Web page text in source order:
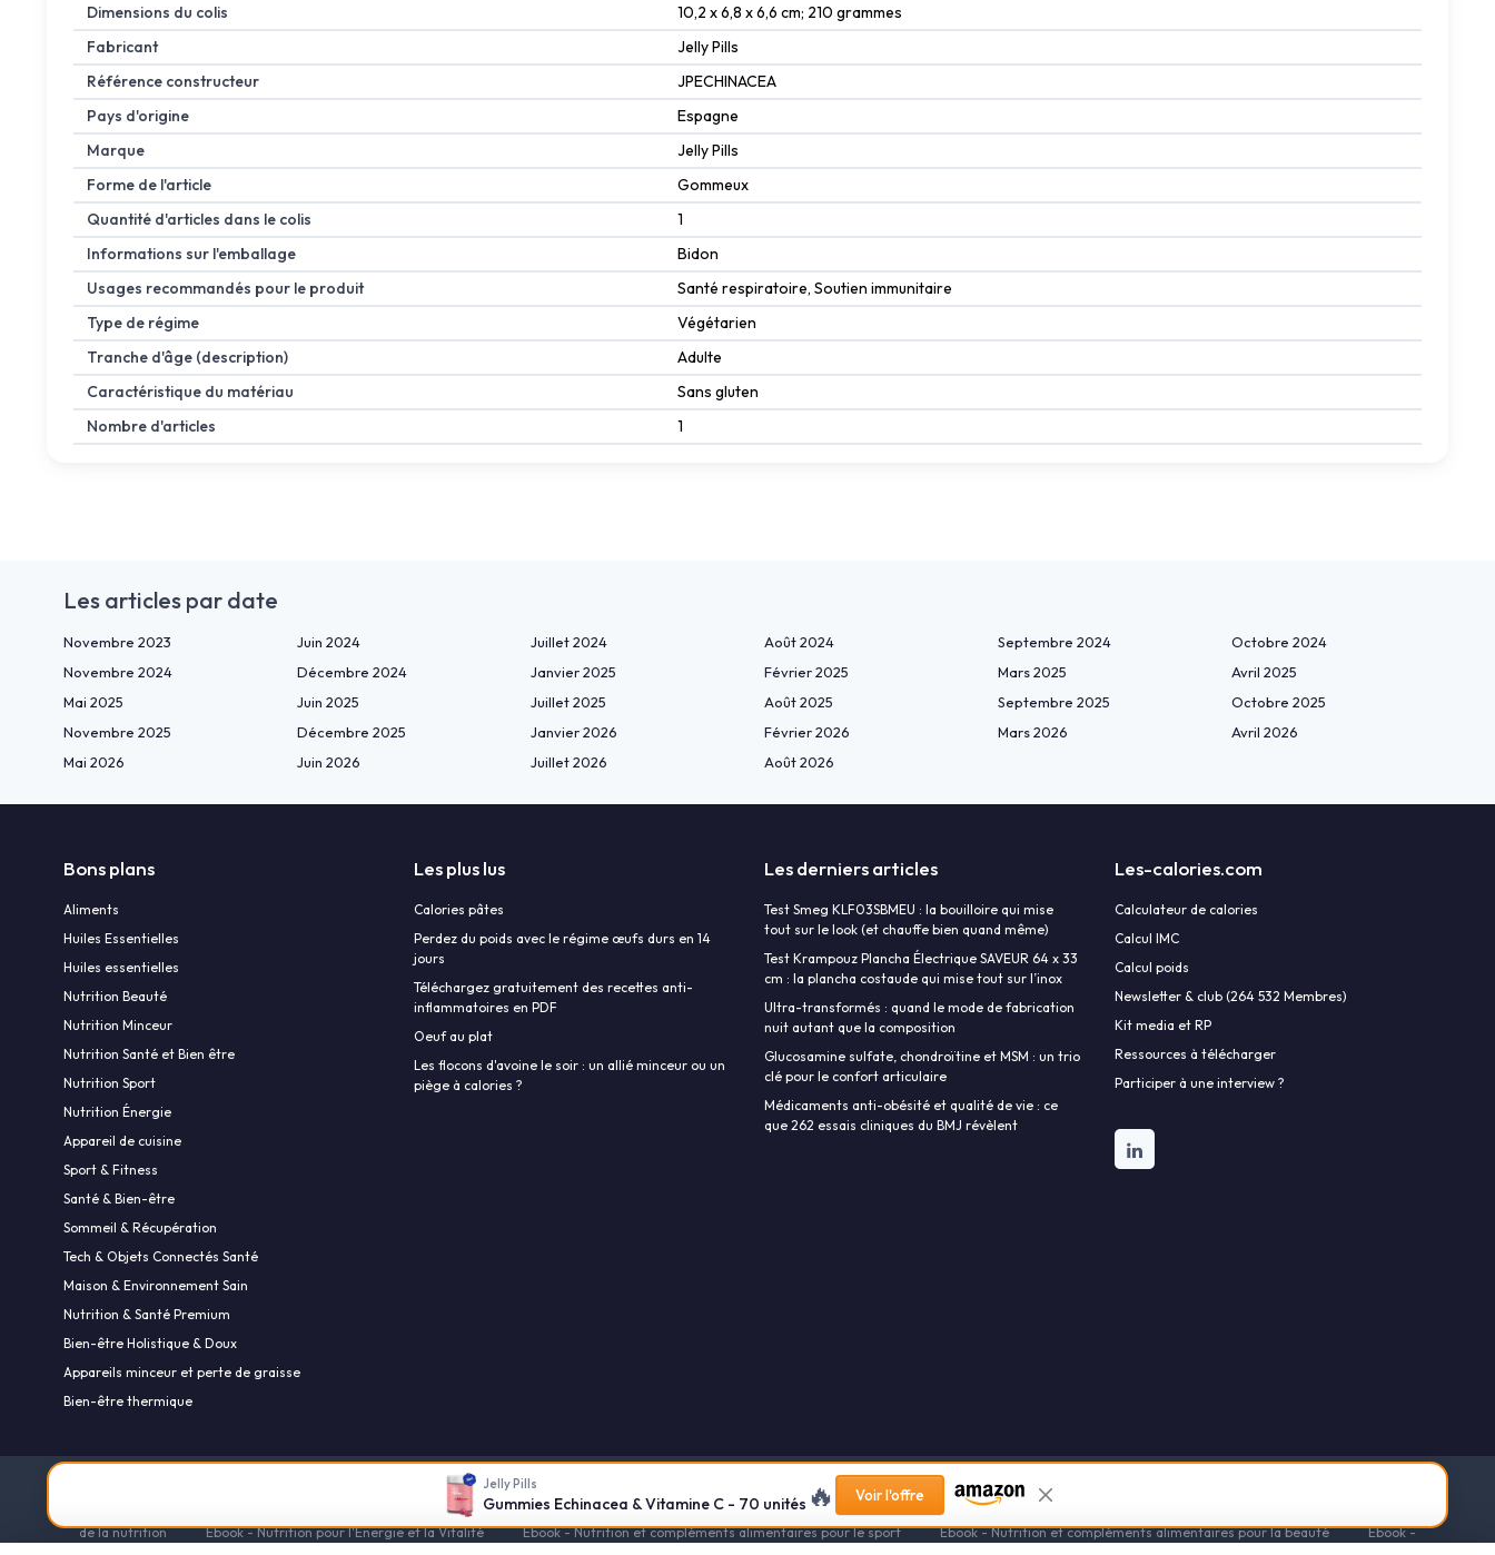
Dimensions du colis
10,2 x 6,8 x 6,6 cm; 210 grammes
Fabricant
Jelly Pills
Référence constructeur
JPECHINACEA
Pays d'origine
Espagne
Marque
Jelly Pills
Forme de l'article
Gommeux
Quantité d'articles dans le colis
1
Informations sur l'emballage
Bidon
Usages recommandés pour le produit
Santé respiratoire, Soutien immunitaire
Type de régime
Végétarien
Tranche d'âge (description)
Adulte
Caractéristique du matériau
Sans gluten
Nombre d'articles
1
Jelly Pills
Gummies Echinacea & Vitamine C - 70 unités 🔥 Voir l'offre
Les articles par date
Novembre 2023 Juin 2024 Juillet 2024 Août 2024 Septembre 2024
Octobre 2024
Novembre 2024
Décembre 2024 Janvier 2025 Février 2025 Mars 2025
Avril 2025
Mai 2025
Juin 2025 Juillet 2025 Août 2025 Septembre 2025
Octobre 2025
Novembre 2025
Décembre 2025 Janvier 2026 Février 2026 Mars 2026
Avril 2026
Mai 2026
Juin 2026 Juillet 2026 Août 2026
Bons plans
Aliments
Huiles Essentielles
Huiles essentielles
Nutrition Beauté
Nutrition Minceur
Nutrition Santé et Bien être
Nutrition Sport
Nutrition Énergie
Appareil de cuisine
Sport & Fitness
Santé & Bien-être
Sommeil & Récupération
Tech & Objets Connectés Santé
Maison & Environnement Sain
Nutrition & Santé Premium
Bien-être Holistique & Doux
Appareils minceur et perte de graisse
Bien-être thermique
Les plus lus
Calories pâtes
Perdez du poids avec le régime œufs durs en 14
jours
Téléchargez gratuitement des recettes anti-
inflammatoires en PDF
Oeuf au plat
Les flocons d'avoine le soir : un allié minceur ou un
piège à calories ?
Les derniers articles
Test Smeg KLF03SBMEU : la bouilloire qui mise
tout sur le look (et chauffe bien quand même)
Test Krampouz Plancha Électrique SAVEUR 64 x 33
cm : la plancha costaude qui mise tout sur l’inox
Ultra-transformés : quand le mode de fabrication
nuit autant que la composition
Glucosamine sulfate, chondroïtine et MSM : un trio
clé pour le confort articulaire
Médicaments anti-obésité et qualité de vie : ce
que 262 essais cliniques du BMJ révèlent
Les-calories.com
Calculateur de calories
Calcul IMC
Calcul poids
Newsletter & club (264 532 Membres)
Kit media et RP
Ressources à télécharger
Participer à une interview ?
Calculateur de calories Contact Les-Calories.com Connectez votre marque à notre communauté
Grande Enquête - Compléments alimentaires Ebook - La Nutrition et les compléments alimentaires pour la santé
de la nutrition
Ebook - Nutrition pour l'Énergie et la Vitalité Ebook - Nutrition et compléments alimentaires pour le sport Ebook - Nutrition et compléments alimentaires pour la beauté
Ebook -